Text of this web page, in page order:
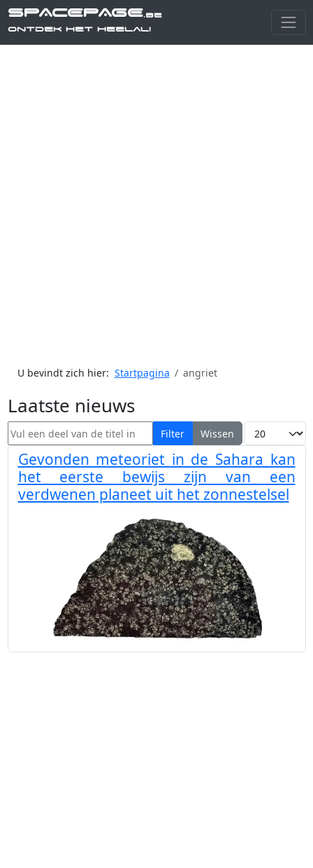
SPACEPAGE.be
Ontdek het heelal!
U bevindt zich hier: Startpagina angriet
Laatste nieuws
Vul een deel van de titel in Filter Wissen Toon #
Gevonden meteoriet in de Sahara kan
het eerste bewijs zijn van een
verdwenen planeet uit het zonnestelsel